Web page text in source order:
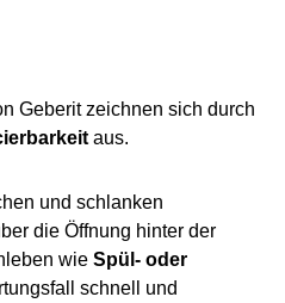
Geberit zeichnen sich durch
aus.
und schlanken
die Öffnung hinter der
wie Spül- oder
schnell und